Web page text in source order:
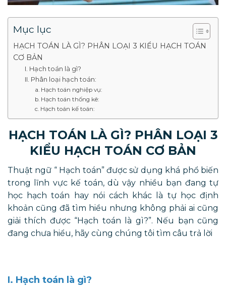
Mục lục
HẠCH TOÁN LÀ GÌ? PHÂN LOẠI 3 KIỂU HẠCH TOÁN
CƠ BẢN
I. Hạch toán là gì?
II. Phân loại hạch toán:
a. Hạch toán nghiệp vụ:
b. Hạch toán thống kê:
c. Hạch toán kế toán:
HẠCH TOÁN LÀ GÌ? PHÂN LOẠI 3
KIỂU HẠCH TOÁN CƠ BẢN
Thuật ngữ “ Hạch toán” được sử dụng khá phổ biến
trong lĩnh vực kế toán, dù vậy nhiều bạn đang tự
học hạch toán hay nói cách khác là tự học định
khoản cũng đã tìm hiều nhưng không phải ai cũng
giải thích được “Hạch toán là gì?”. Nếu bạn cũng
đang chưa hiểu, hãy cùng chúng tôi tìm câu trả lời
I. Hạch toán là gì?